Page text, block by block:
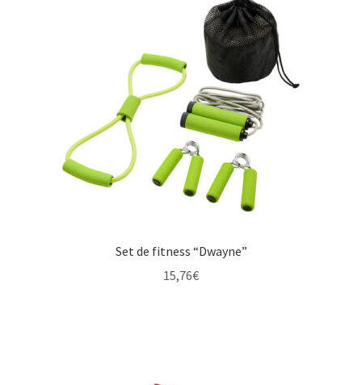
Set de fitness “Dwayne”
15,76€